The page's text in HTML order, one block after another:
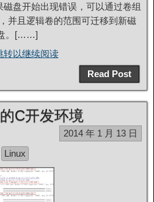
盘开始出现错误，可以通过卷组
并且逻辑卷的范围可迁移到新磁
。[……]
转以继续阅读
Read Post
C开发环境
2014 年 1 月 13 日
Linux